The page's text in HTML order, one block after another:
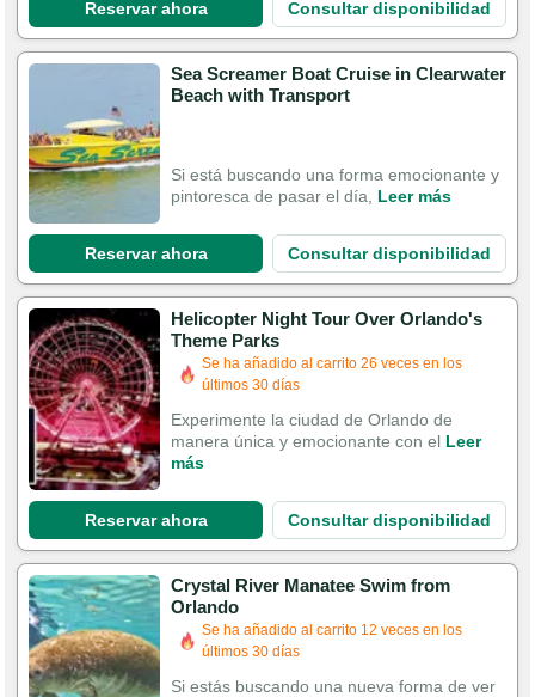
Reservar ahora Consultar disponibilidad
Sea Screamer Boat Cruise in Clearwater
Beach with Transport
Si está buscando una forma emocionante y
pintoresca de pasar el día, Leer más
Reservar ahora Consultar disponibilidad
Helicopter Night Tour Over Orlando's
Theme Parks
Se ha añadido al carrito 26 veces en los
últimos 30 días
Experimente la ciudad de Orlando de
manera única y emocionante con el Leer
más
Reservar ahora Consultar disponibilidad
Crystal River Manatee Swim from
Orlando
Se ha añadido al carrito 12 veces en los
últimos 30 días
Si estás buscando una nueva forma de ver